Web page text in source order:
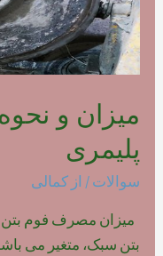
میزان و
پلیمری
سوالات / از کمالی
میزان مصرف فوم بتن
بتن سبک، متغیر می